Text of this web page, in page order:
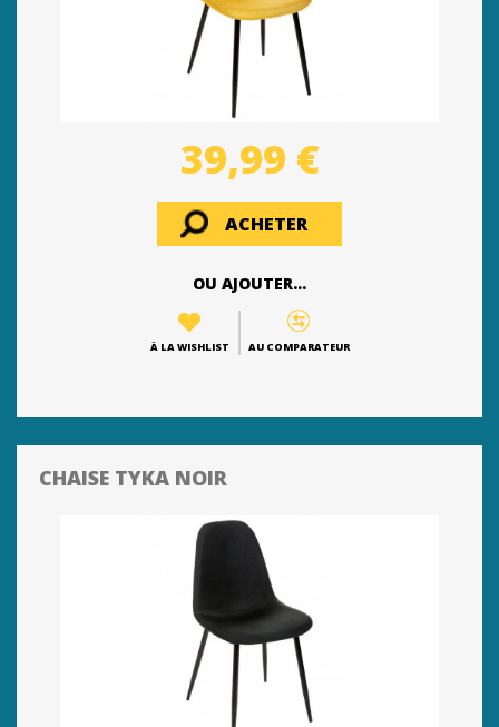
39,99 €
ACHETER
OU AJOUTER...
À LA WISHLIST AU COMPARATEUR
CHAISE TYKA NOIR